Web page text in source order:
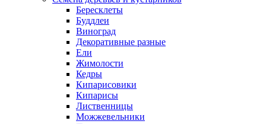
Бересклеты
Буддлеи
Виноград
Декоративные разные
Ели
Жимолости
Кедры
Кипарисовики
Кипарисы
Лиственницы
Можжевельники